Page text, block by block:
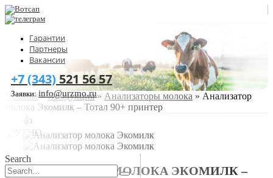
Гарантии
Партнеры
Вакансии
+7 (343) 521 56 57
Заявки:info@urzmo.ru
Search
Главная»Продукция» Анализаторы молока » Анализатор
молока Экомилк – Тотал 90+ принтер
👍
АНАЛИЗАТОР МОЛОКА ЭКОМИЛК –